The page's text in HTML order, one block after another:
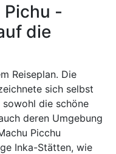
-
die
Reiseplan. Die
sich selbst
sowohl die schöne
deren Umgebung
Picchu
Inka-Stätten, wie